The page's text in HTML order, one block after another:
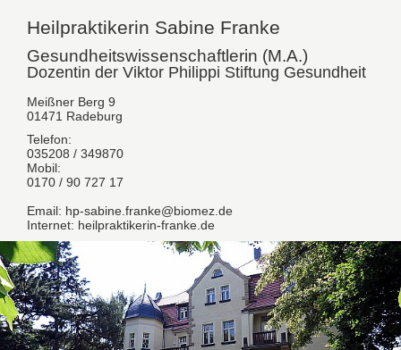
Heilpraktikerin Sabine Franke
Gesundheitswissenschaftlerin (M.A.)
Dozentin der Viktor Philippi Stiftung Gesundheit
Meißner Berg 9
01471 Radeburg
Telefon:
035208 / 349870
Mobil:
0170 / 90 727 17
Email: hp-sabine.franke@biomez.de
Internet: heilpraktikerin-franke.de